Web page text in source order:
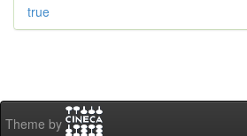
true
Theme by